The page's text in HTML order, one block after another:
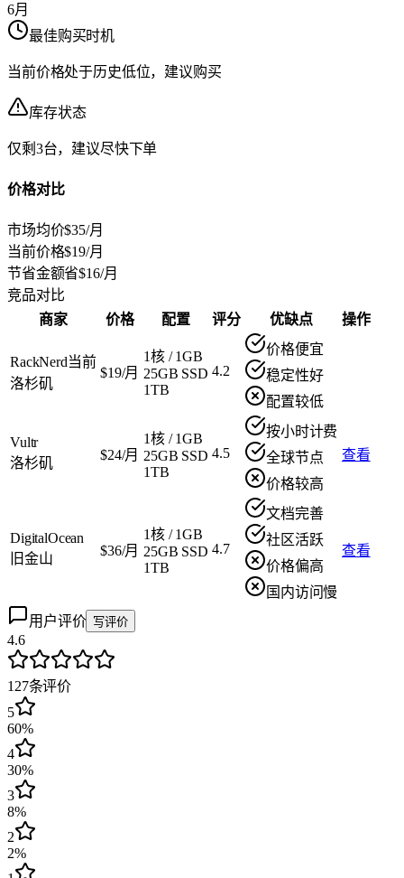
6月
最佳购买时机
当前价格处于历史低位，建议购买
库存状态
仅剩3台，建议尽快下单
价格对比
市场均价$35/月
当前价格$19/月
节省金额省$16/月
竞品对比
商家
价格 配置 评分 优缺点 操作
RackNerd当前
洛杉矶
$19/月
1核/1GB
25GB SSD
1TB
4.2
价格便宜
稳定性好
配置较低
Vultr
洛杉矶
$24/月
1核/1GB
25GB SSD
1TB
4.5
按小时计费
全球节点
价格较高
查看
DigitalOcean
旧金山
$36/月
1核/1GB
25GB SSD
1TB
4.7
文档完善
社区活跃
价格偏高
国内访问慢
查看
用户评价 写评价
4.6
127条评价
5
60%
4
30%
3
8%
2
2%